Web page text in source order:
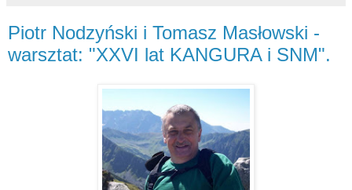
Piotr Nodzyński i Tomasz Masłowski -
warsztat: "XXVI lat KANGURA i SNM".